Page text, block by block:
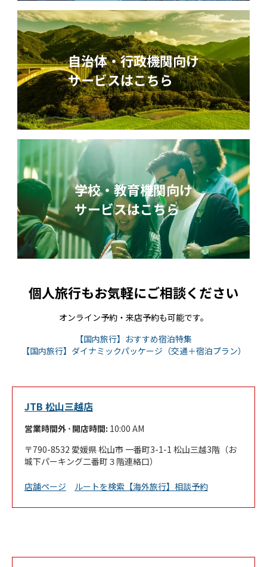
自治体・行政機関向け
サービスはこちら
学校・教育機関向け
サービスはこちら
個人旅行もお気軽にご相談ください
オンライン予約・来店予約も可能です。
【国内旅行】おすすめ宿泊特集
【国内旅行】ダイナミックパッケージ（交通＋宿泊プラン）
JTB 松山三越店
営業時間外 ⋅ 開店時間: 10:00 AM
790-8532 愛媛県松山市 一番町3-1-1 松山三越3階（お
城下パーキング二番町３階連絡口）
店舗ページ ルートを検索 Link Opens in New Tab
【海外旅行】相談予約